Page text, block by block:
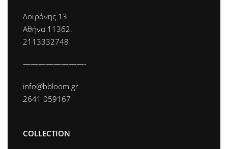
Δοϊράνης 13
Αθήνα 11362.
2113332748
————————-
info@bbloom.gr
2641 059167
COLLECTION